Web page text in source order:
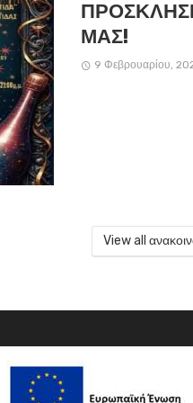
ΜΑΣ!
9 Φεβρουαρίου,
View all